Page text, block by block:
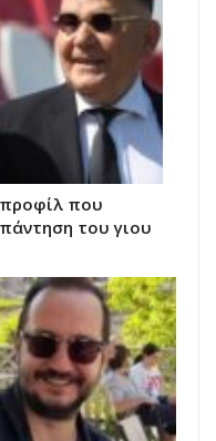
προφίλ που
του γιου